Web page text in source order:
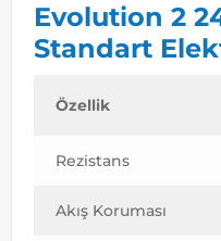
Evolution 2
Standart
Özellik
Rezistans
Akış Koruması